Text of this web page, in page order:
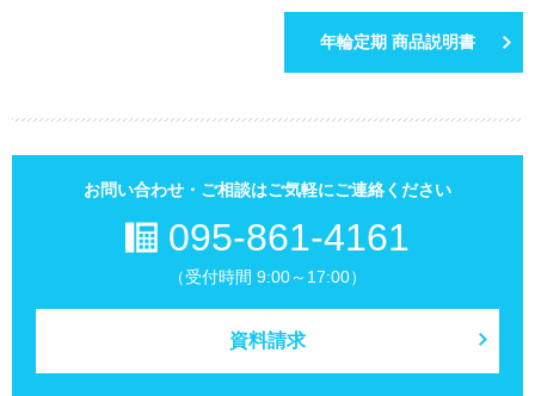
年輪定期 商品説明書
お問い合わせ・ご相談はご気軽にご連絡ください
095-861-4161
（受付時間 9:00～17:00）
資料請求